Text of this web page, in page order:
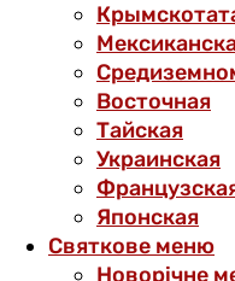
Восточная
Тайская
Украинская
Японская
Святкове меню
Новорічне